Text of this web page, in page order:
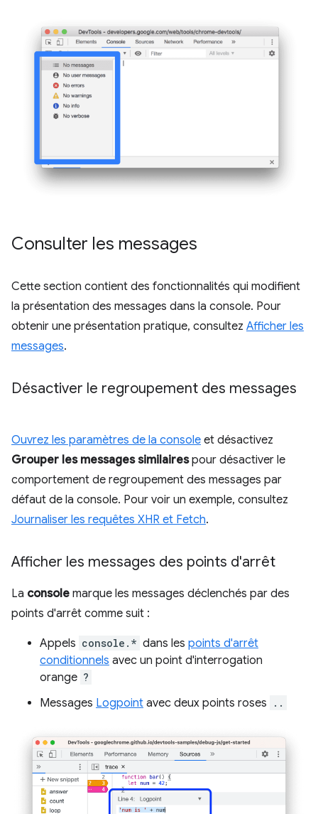
Consulter les messages
Cette section contient des fonctionnalités qui modifient
la présentation des messages dans la console. Pour
obtenir une présentation pratique, consultez Afficher les
messages.
Désactiver le regroupement des messages
Ouvrez les paramètres de la console et désactivez
Grouper les messages similairespour désactiver le
comportement de regroupement des messages par
défaut de la console. Pour voir un exemple, consultez
Journaliser les requêtes XHR et Fetch.
Afficher les messages des points d'arrêt
La console marque les messages déclenchés par des
points d'arrêt comme suit :
Appels console.* dans les points d'arrêt
conditionnels avec un point d'interrogation
orange ?
Messages Logpoint avec deux points roses ..